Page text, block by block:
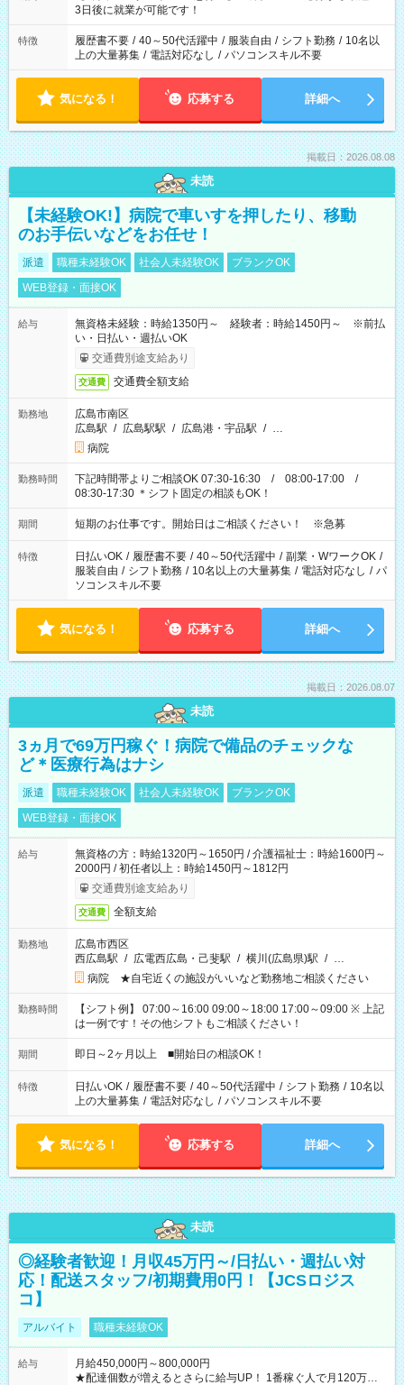
ね。 ※Wワーク希望の方へ 今ご覧のお仕事で希望する勤務時間
と、もう1つのお仕事の勤務時間。 合計で週40時間を超える場
合は応募できません。
3日後に就業が可能です！
特徴 履歴書不要 / 40～50代活躍中 / 服装自由 / シフト勤務 / 10名以
上の大量募集 / 電話対応なし / パソコンスキル不要
気になる！ 応募する 詳細へ
掲載日：2026.08.08
未読
【未経験OK!】病院で車いすを押したり、移動
のお手伝いなどをお任せ！
派遣 職種未経験OK 社会人未経験OK
ブランクOK
WEB登録・面接OK
給与
無資格未経験：時給1350円～ 経験者：時給1450円～ ※前払
い・日払い・週払いOK
交通費別途支給あり
交通費 交通費全額支給
勤務地
広島市南区
広島駅 / 広島駅駅 / 広島港・宇品駅 / …
病院
勤務時間
下記時間帯よりご相談OK 07:30-16:30 / 08:00-17:00 /
08:30-17:30 ＊シフト固定の相談もOK！
期間 短期のお仕事です。開始日はご相談ください！ ※急募
特徴 日払いOK / 履歴書不要 / 40～50代活躍中 / 副業・WワークOK /
服装自由 / シフト勤務 / 10名以上の大量募集 / 電話対応なし / パ
ソコンスキル不要
気になる！ 応募する 詳細へ
掲載日：2026.08.07
未読
3ヵ月で69万円稼ぐ！病院で備品のチェックな
ど＊医療行為はナシ
派遣 職種未経験OK 社会人未経験OK
ブランクOK
WEB登録・面接OK
給与
無資格の方：時給1320円～1650円 / 介護福祉士：時給1600円～
2000円 / 初任者以上：時給1450円～1812円
交通費別途支給あり
交通費 全額支給
勤務地
広島市西区
西広島駅 / 広電西広島・己斐駅 / 横川(広島県)駅 / …
病院 ★自宅近くの施設がいいなど勤務地ご相談ください
勤務時間
【シフト例】 07:00～16:00 09:00～18:00 17:00～09:00 ※ 上記
は一例です！その他シフトもご相談ください！
期間 即日～2ヶ月以上 ■開始日の相談OK！
特徴 日払いOK / 履歴書不要 / 40～50代活躍中 / シフト勤務 / 10名以
上の大量募集 / 電話対応なし / パソコンスキル不要
気になる！ 応募する 詳細へ
未読
◎経験者歓迎！月収45万円～/日払い・週払い対
応！配送スタッフ/初期費用0円！【JCSロジス
コ】
アルバイト 職種未経験OK
給与
月給450,000円～800,000円
★配達個数が増えるとさらに給与UP！ 1番稼ぐ人で月120万ほ